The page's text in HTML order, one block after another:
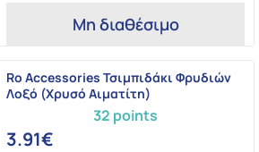
Μη διαθέσιμο
32 points
Ro Accessories Τσιμπιδάκι Φρυδιών
Λοξό (Χρυσό Αιματίτη)
3.91€